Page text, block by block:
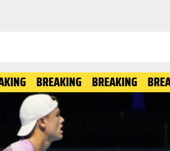
BREAKING BREAKING BREAKING